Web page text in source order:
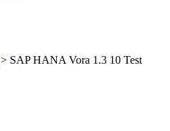
> SAP HANA Vora 1.3 10 Test